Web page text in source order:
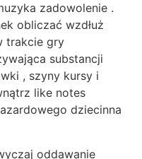
zadowolenie .
obliczać wzdłuż
trakcie gry
substancji
, szyny kursy i
like notes
dziecinna
oddawanie